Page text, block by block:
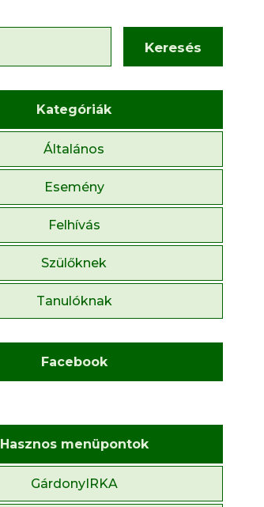
Keresés
Kategóriák
Általános
Esemény
Felhívás
Szülőknek
Tanulóknak
Facebook
Hasznos menüpontok
GárdonyIRKA